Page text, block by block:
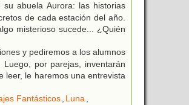
abuela Aurora: las historias
de cada estación del año.
misterioso sucede... ¿Quién
y pediremos a los alumnos
por parejas, inventarán
leer, le haremos una entrevista
Fantásticos, Luna,